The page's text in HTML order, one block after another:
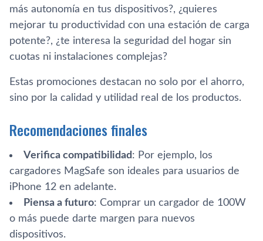
más autonomía en tus dispositivos?, ¿quieres
mejorar tu productividad con una estación de carga
potente?, ¿te interesa la seguridad del hogar sin
cuotas ni instalaciones complejas?
Estas promociones destacan no solo por el ahorro,
sino por la calidad y utilidad real de los productos.
Recomendaciones finales
Verifica compatibilidad: Por ejemplo, los
cargadores MagSafe son ideales para usuarios de
iPhone 12 en adelante.
Piensa a futuro: Comprar un cargador de 100W
o más puede darte margen para nuevos
dispositivos.